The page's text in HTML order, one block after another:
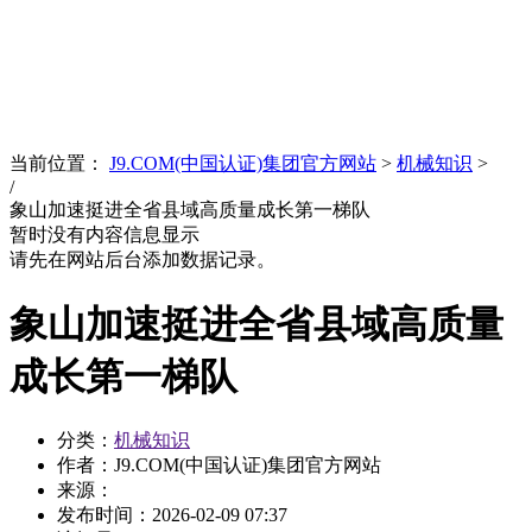
当前位置： J9.COM(中国认证)集团官方网站 > 机械知识 >
/
象山加速挺进全省县域高质量成长第一梯队
暂时没有内容信息显示
请先在网站后台添加数据记录。
象山加速挺进全省县域高质量
成长第一梯队
分类： 机械知识
作者：J9.COM(中国认证)集团官方网站
来源：
发布时间： 2026-02-09 07:37